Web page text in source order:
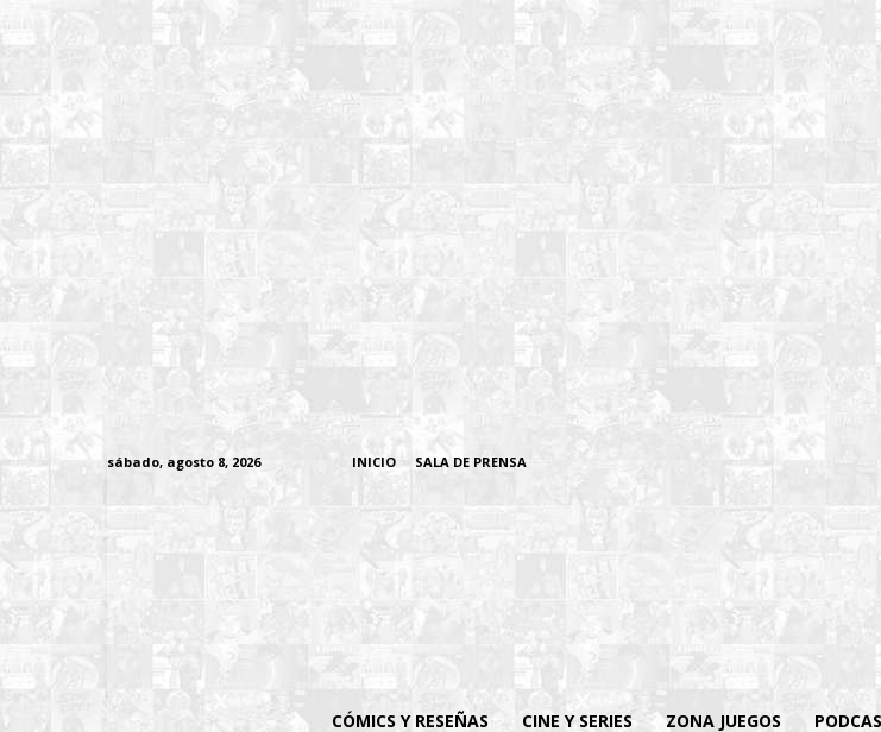
sábado, agosto 8, 2026 INICIO SALA DE PRENSA
CÓMICS Y RESEÑAS CINE Y SERIES ZONA JUEGOS